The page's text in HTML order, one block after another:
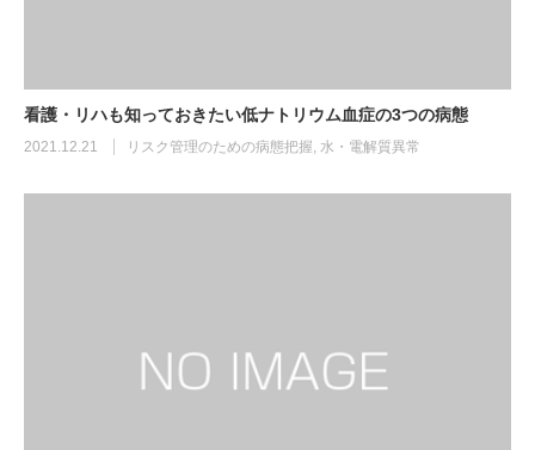
看護・リハも知っておきたい低ナトリウム血症の3つの病態
2021.12.21 リスク管理のための病態把握 水・電解質異常